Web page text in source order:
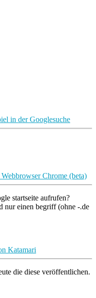
in der Googlesuche
Chrome (beta)
startseite aufrufen?
nur einen begriff (ohne -.de
Katamari
die diese veröffentlichen.